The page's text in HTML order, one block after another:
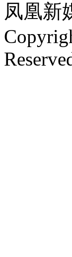
凤凰新